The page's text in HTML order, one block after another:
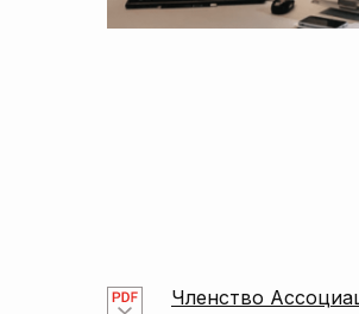
Членство